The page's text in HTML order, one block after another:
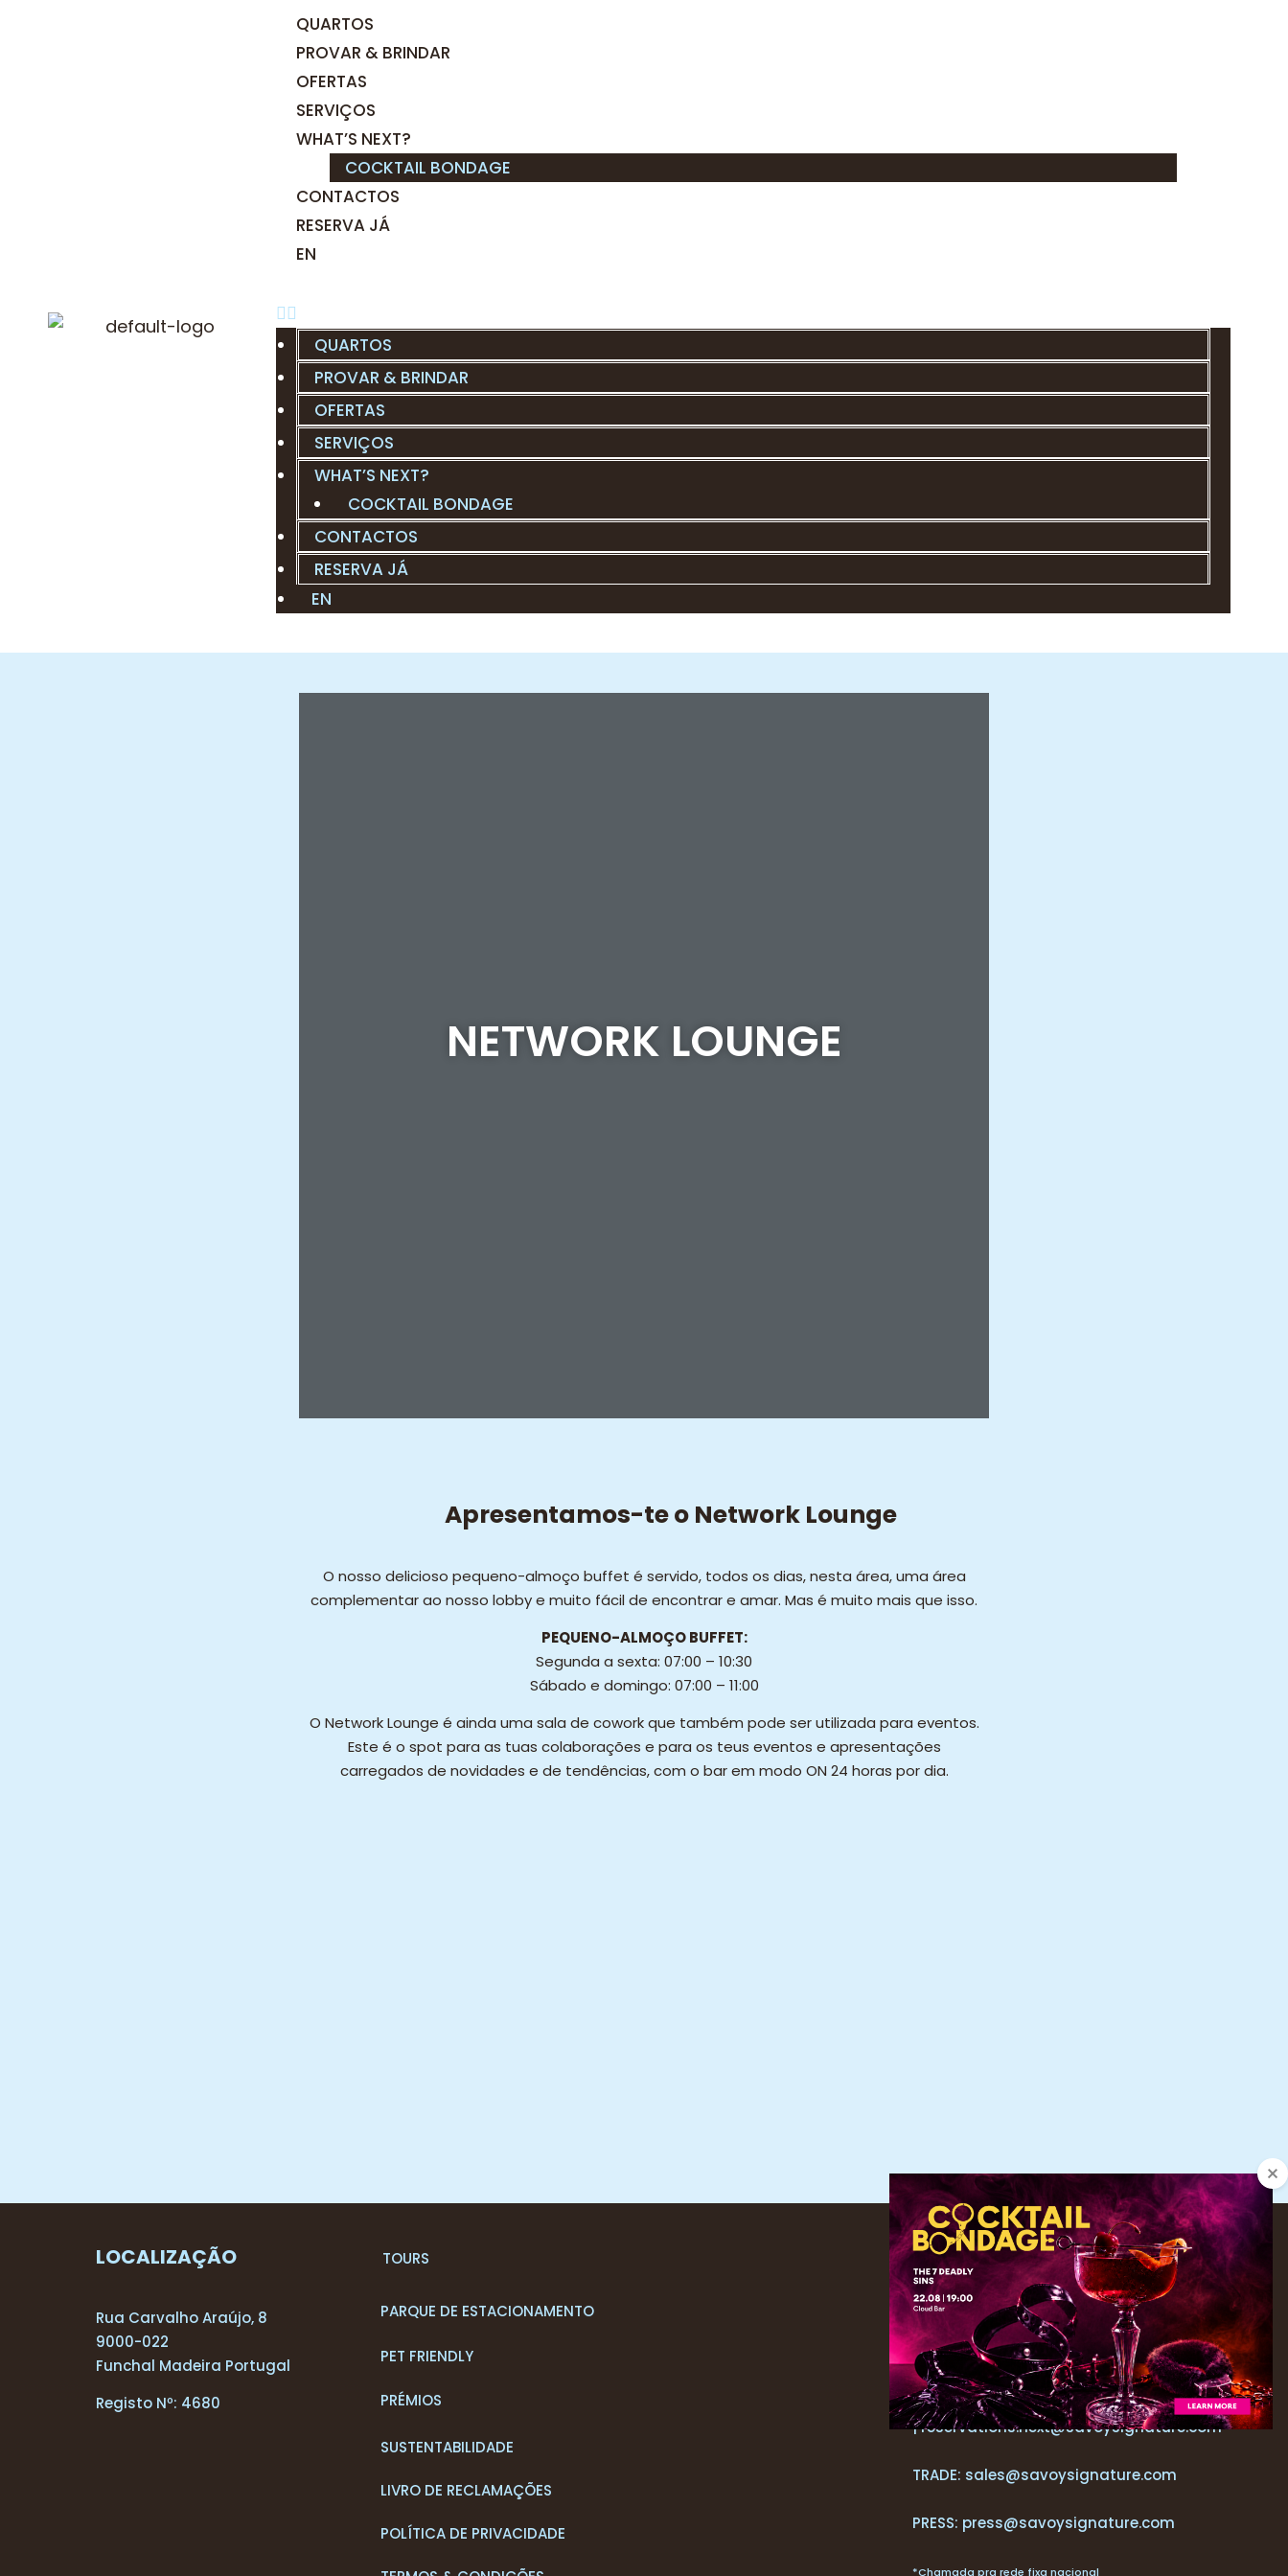
QUARTOS
PROVAR & BRINDAR
OFERTAS
SERVIÇOS
WHAT’S NEXT?
COCKTAIL BONDAGE
CONTACTOS
RESERVA JÁ
EN
QUARTOS
PROVAR & BRINDAR
OFERTAS
SERVIÇOS
WHAT’S NEXT?
COCKTAIL BONDAGE
CONTACTOS
RESERVA JÁ
EN
NETWORK LOUNGE
Apresentamos-te o Network Lounge
O nosso delicioso pequeno-almoço buffet é servido, todos os dias, nesta área, uma área
complementar ao nosso lobby e muito fácil de encontrar e amar. Mas é muito mais que isso.
PEQUENO-ALMOÇO BUFFET:
Segunda a sexta: 07:00 – 10:30
Sábado e domingo: 07:00 – 11:00
O Network Lounge é ainda uma sala de cowork que também pode ser utilizada para eventos.
Este é o spot para as tuas colaborações e para os teus eventos e apresentações
carregados de novidades e de tendências, com o bar em modo ON 24 horas por dia.
LOCALIZAÇÃO
Rua Carvalho Araújo, 8
9000-022
Funchal Madeira Portugal
Registo Nº: 4680
TOURS
PARQUE DE ESTACIONAMENTO
PET FRIENDLY
PRÉMIOS
SUSTENTABILIDADE
LIVRO DE RECLAMAÇÕES
POLÍTICA DE PRIVACIDADE
CONTACTOS
+351 291 205 700*
RESERVAS
+ 351 291 213 092*
| reservations.next@savoysignature.com
TRADE: sales@savoysignature.com
PRESS: press@savoysignature.com
*Chamada pra rede fixa nacional